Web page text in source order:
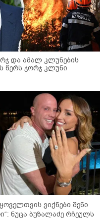
და ამალ კლუნების
წერს ჯორჯ კლუნი
ვიქნები შენი
ნუცა ბუზალაძე რჩეულს